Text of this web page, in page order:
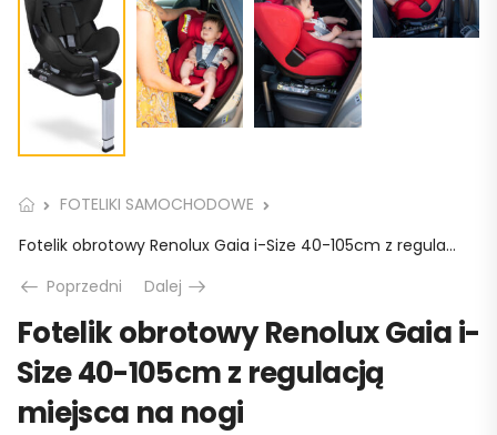
FOTELIKI SAMOCHODOWE
Fotelik obrotowy Renolux Gaia i-Size 40-105cm z regulacją miejsca na nogi
Poprzedni
Dalej
Fotelik obrotowy Renolux Gaia i-
Size 40-105cm z regulacją
miejsca na nogi